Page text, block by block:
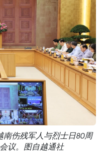
伤残军人与烈士日80周
议。图自越通社